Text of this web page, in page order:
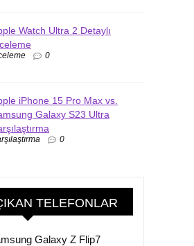
Watch Ultra 2 Detaylı
0
iPhone 15 Pro Max vs.
Galaxy S23 Ultra
0
TELEFONLAR
Galaxy Z Flip7